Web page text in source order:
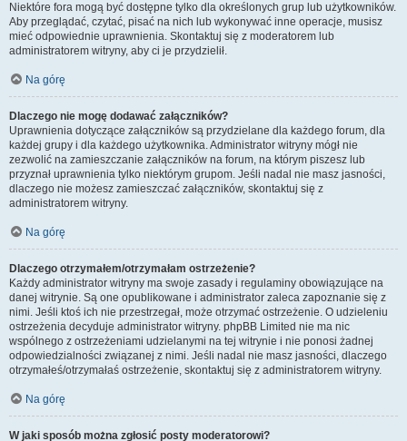
Niektóre fora mogą być dostępne tylko dla określonych grup lub użytkowników.
Aby przeglądać, czytać, pisać na nich lub wykonywać inne operacje, musisz
mieć odpowiednie uprawnienia. Skontaktuj się z moderatorem lub
administratorem witryny, aby ci je przydzielił.
Na górę
Dlaczego nie mogę dodawać załączników?
Uprawnienia dotyczące załączników są przydzielane dla każdego forum, dla
każdej grupy i dla każdego użytkownika. Administrator witryny mógł nie
zezwolić na zamieszczanie załączników na forum, na którym piszesz lub
przyznał uprawnienia tylko niektórym grupom. Jeśli nadal nie masz jasności,
dlaczego nie możesz zamieszczać załączników, skontaktuj się z
administratorem witryny.
Na górę
Dlaczego otrzymałem/otrzymałam ostrzeżenie?
Każdy administrator witryny ma swoje zasady i regulaminy obowiązujące na
danej witrynie. Są one opublikowane i administrator zaleca zapoznanie się z
nimi. Jeśli ktoś ich nie przestrzegał, może otrzymać ostrzeżenie. O udzieleniu
ostrzeżenia decyduje administrator witryny. phpBB Limited nie ma nic
wspólnego z ostrzeżeniami udzielanymi na tej witrynie i nie ponosi żadnej
odpowiedzialności związanej z nimi. Jeśli nadal nie masz jasności, dlaczego
otrzymałeś/otrzymałaś ostrzeżenie, skontaktuj się z administratorem witryny.
Na górę
W jaki sposób można zgłosić posty moderatorowi?